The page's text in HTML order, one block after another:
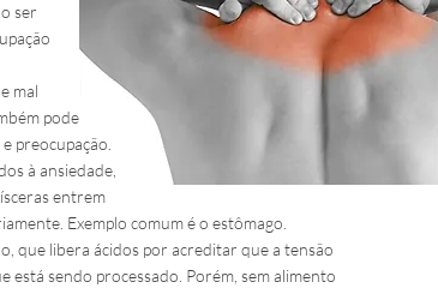
ser
mal
pode
preocupação.
à ansiedade,
entrem
Exemplo comum é o estômago.
que libera ácidos por acreditar que a tensão
está sendo processado. Porém, sem alimento